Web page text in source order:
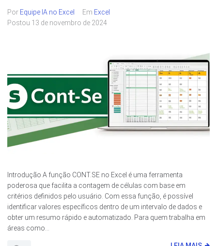
Por Equipe IA no Excel Em Excel
Postou 13 de novembro de 2024
Introdução A função CONT.SE no Excel é uma ferramenta
poderosa que facilita a contagem de células com base em
critérios definidos pelo usuário. Com essa função, é possível
identificar valores específicos dentro de um intervalo de dados e
obter um resumo rápido e automatizado. Para quem trabalha em
áreas como...